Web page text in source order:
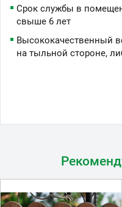
Срок службы в
свыше 6 лет
Высококачественный
на тыльной стороне,